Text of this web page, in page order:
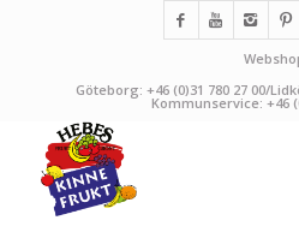
Göteborg: +46 (0)31 780 27 00/
Kommunservice: +46